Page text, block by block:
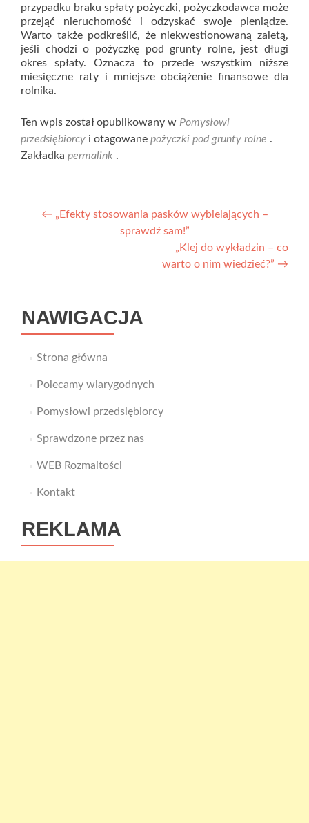
przypadku braku spłaty pożyczki, pożyczkodawca może
przejąć nieruchomość i odzyskać swoje pieniądze.
Warto także podkreślić, że niekwestionowaną zaletą,
jeśli chodzi o pożyczkę pod grunty rolne, jest długi
okres spłaty. Oznacza to przede wszystkim niższe
miesięczne raty i mniejsze obciążenie finansowe dla
rolnika.
Ten wpis został opublikowany w Pomysłowi
przedsiębiorcy i otagowane pożyczki pod grunty rolne .
Zakładka permalink .
Nawigacja
← „Efekty stosowania pasków wybielających –
sprawdź sam!”
„Klej do wykładzin – co
warto o nim wiedzieć?” →
NAWIGACJA
Strona główna
Polecamy wiarygodnych
Pomysłowi przedsiębiorcy
Sprawdzone przez nas
WEB Rozmaitości
Kontakt
REKLAMA